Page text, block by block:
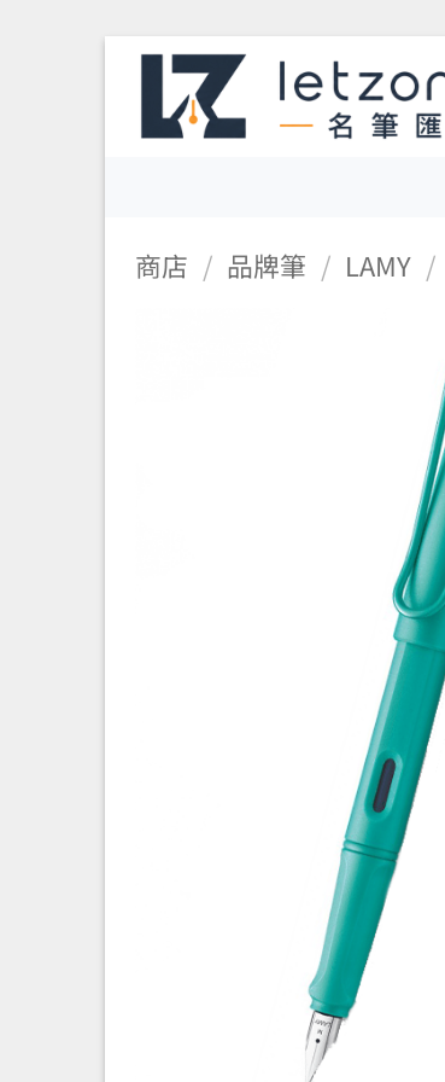
Skip
content
商店 / 品牌筆 / LAMY /